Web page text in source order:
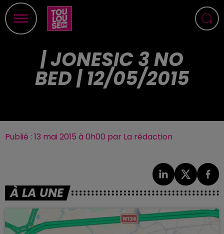
| JONESIC 3 NO
BED | 12/05/2015
Publié : 13 mai 2015 à 0h00 par La rédaction
À LA UNE